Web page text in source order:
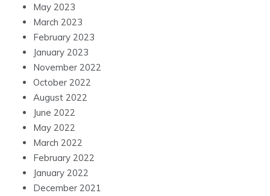
May 2023
March 2023
February 2023
January 2023
November 2022
October 2022
August 2022
June 2022
May 2022
March 2022
February 2022
January 2022
December 2021